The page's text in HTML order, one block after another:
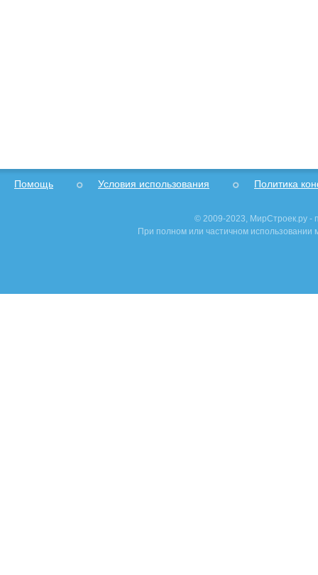
Помощь Условия использования Политика
© 2009-2023, МирСтроек.ру -
При полном или частичном использовании